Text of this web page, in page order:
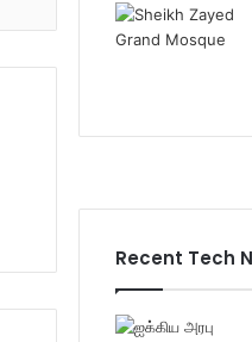
Recent Tech